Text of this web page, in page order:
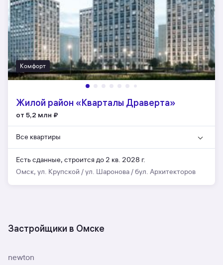
Комфорт
Жилой район «Кварталы Драверта»
от 5,2 млн ₽
Все квартиры
Есть сданные, строится до 2 кв. 2028 г.
Омск, ул. Крупской / ул. Шаронова / бул. Архитекторов
Застройщики в Омске
newton